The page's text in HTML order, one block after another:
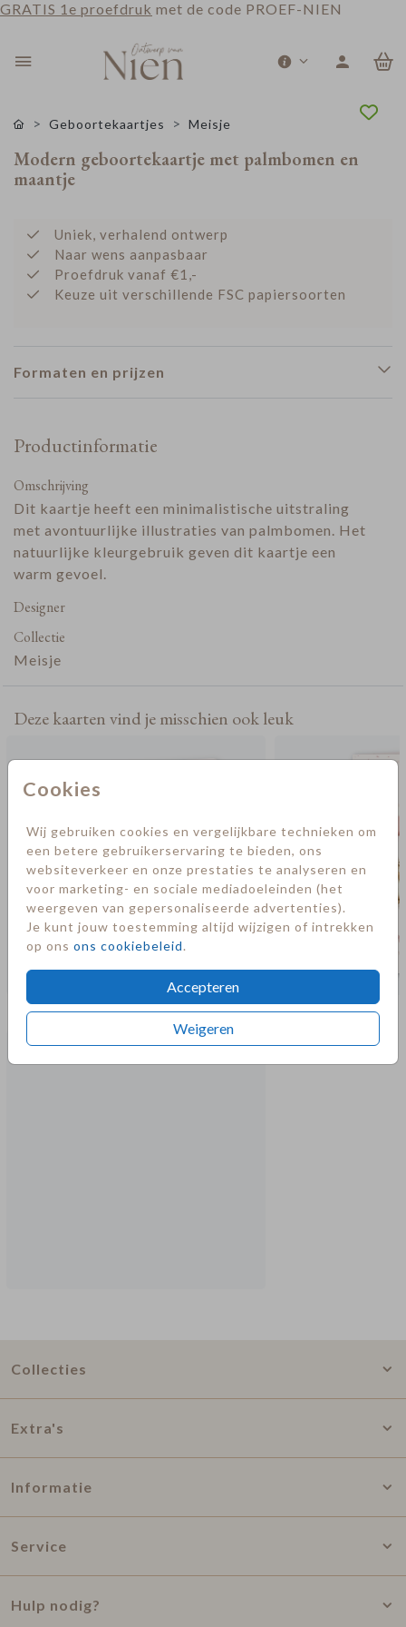
GRATIS 1e proefdruk met de code PROEF-NIEN
Cookies
Wij gebruiken cookies en vergelijkbare technieken om
een betere gebruikerservaring te bieden, ons
websiteverkeer en onze prestaties te analyseren en
voor marketing- en sociale mediadoeleinden (het
weergeven van gepersonaliseerde advertenties).
Je kunt jouw toestemming altijd wijzigen of intrekken
op ons ons cookiebeleid.
Accepteren
Weigeren
Geboortekaartjes Meisje
Modern geboortekaartje met palmbomen en
maantje
Uniek, verhalend ontwerp
Naar wens aanpasbaar
Proefdruk vanaf €1,-
Keuze uit verschillende FSC papiersoorten
Formaten en prijzen
Productinformatie
Omschrijving
Dit kaartje heeft een minimalistische uitstraling
met avontuurlijke illustraties van palmbomen. Het
natuurlijke kleurgebruik geven dit kaartje een
warm gevoel.
Designer
Collectie
Meisje
Deze kaarten vind je misschien ook leuk
Meer in deze stijl
Collecties
Extra's
Informatie
Service
Hulp nodig?